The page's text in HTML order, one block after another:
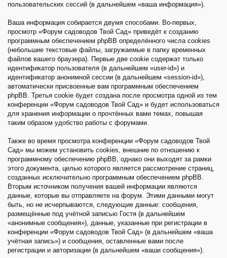
пользовательских сессий (в дальнейшем «ваша информация»).
Ваша информация собирается двумя способами. Во-первых,
просмотр «Форум садоводов Твой Сад» приведёт к созданию
программным обеспечением phpBB определённого числа cookies
(небольшие текстовые файлы, загружаемые в папку временных
файлов вашего браузера). Первые две cookie содержат только
идентификатор пользователя (в дальнейшем «user-id») и
идентификатор анонимной сессии (в дальнейшем «session-id»),
автоматически присвоенные вам программным обеспечением
phpBB. Третья cookie будет создана после просмотра одной из тем
конференции «Форум садоводов Твой Сад» и будет использоваться
для хранения информации о прочтённых вами темах, повышая
таким образом удобство работы с форумами.
Также во время просмотра конференции «Форум садоводов Твой
Сад» мы можем установить cookies, внешние по отношению к
программному обеспечению phpBB, однако они выходят за рамки
этого документа, целью которого является рассмотрение страниц,
созданных исключительно программным обеспечением phpBB.
Вторым источником получения вашей информации являются
данные, которые вы отправляете на форум. Этими данными могут
быть, но не исчерпываются, следующие данные: сообщения,
размещённые под учётной записью Гостя (в дальнейшем
«анонимные сообщения»), данные, указанные при регистрации в
конференции «Форум садоводов Твой Сад» (в дальнейшем «ваша
учётная запись») и сообщения, оставленные вами после
регистрации и авторизации (в дальнейшем «ваши сообщения»).